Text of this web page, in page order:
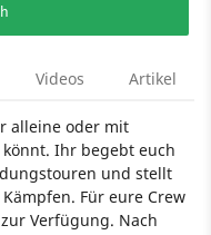
Videos Artikel
alleine oder mit
Ihr begebt euch
und stellt
Für eure Crew
Verfügung. Nach